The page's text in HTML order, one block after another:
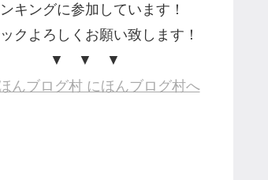
キングに参加しています！
クよろしくお願い致します！
▼ ▼ ▼